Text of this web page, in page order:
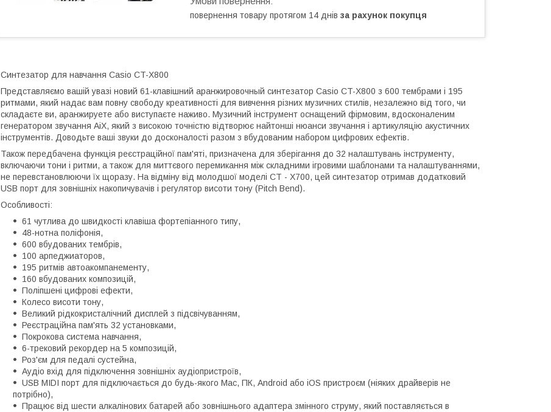
повернення товару протягом 14 днів за рахунок покупця
Синтезатор для навчання Casio CT-X800
Представляємо вашій увазі новий 61-клавішний аранжировочный синтезатор Casio CT-X800 з 600 тембрами і 195
ритмами, який надає вам повну свободу креативності для вивчення різних музичних стилів, незалежно від того, чи
складаєте ви, аранжируете або виступаєте наживо. Музичний інструмент оснащений фірмовим, вдосконаленим
генератором звучання AiX, який з високою точністю відтворює найтонші нюанси звучання і артикуляцію акустичних
інструментів. Доводьте ваші звуки до досконалості разом з вбудованим набором цифрових ефектів.
Також передбачена функція реєстраційної пам'яті, призначена для зберігання до 32 налаштувань інструменту,
включаючи тони і ритми, а також для миттєвого перемикання між складними ігровими шаблонами та налаштуваннями,
не перевстановлюючи їх щоразу. На відміну від молодшої моделі CT - X700, цей синтезатор отримав додатковий
USB порт для зовнішніх накопичувачів і регулятор висоти тону (Pitch Bend).
Особливості:
61 чутлива до швидкості клавіша фортепіанного типу,
48-нотна поліфонія,
600 вбудованих тембрів,
100 арпеджиаторов,
195 ритмів автоакомпанементу,
160 вбудованих композицій,
Поліпшені цифрові ефекти,
Колесо висоти тону,
Великий рідкокристалічний дисплей з підсвічуванням,
Реєстраційна пам'ять 32 установками,
Покрокова система навчання,
6-трековий рекордер на 5 композицій,
Роз'єм для педалі сустейна,
Аудіо вхід для підключення зовнішніх аудіопристроїв,
USB MIDI порт для підключається до будь-якого Mac, ПК, Android або iOS пристроєм (ніяких драйверів не
потрібно),
Працює від шести алкалінових батарей або зовнішнього адаптера змінного струму, який поставляється в